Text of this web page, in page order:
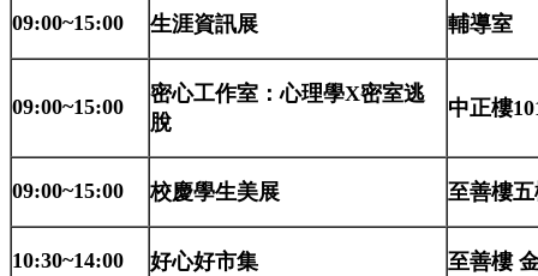
09:00~15:00 生涯資訊展 輔導室
09:00~15:00
密心工作室：心理學X密室逃
脫
中正樓
09:00~15:00 校慶學生美展 至善樓
10:30~14:00 好心好市集 至善樓